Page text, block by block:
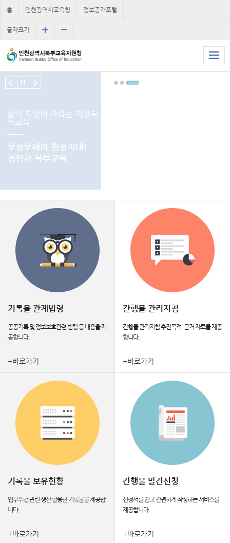
홈 인천광역시교육청 정보공개포털
글자크기
기록물 관계법령
공공기록 및 정보보호관련 범령 등 내용을 제
공합니다.
+바로가기
간행물 관리지침
간행물 관리지침 추진목적, 근거 자료를 제공
합니다.
+바로가기
기록물 보유현황
업무수행 관련 생산·활용한 기록물을 제공합
니다.
+바로가기
간행물 발간신청
신청서를 쉽고 간편하게 작성하는 서비스를
제공합니다.
+바로가기